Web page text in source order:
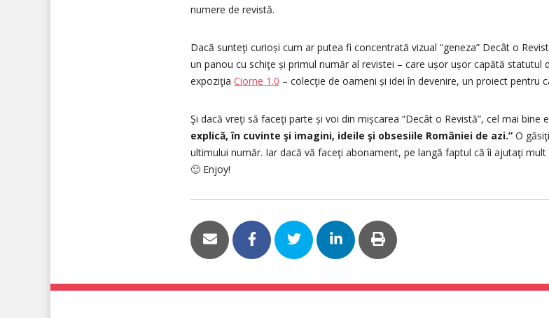
numere de revistă.
Dacă sunteţi curioși cum ar putea fi concentrată vizual “geneza” Decât o
un panou cu schiţe și primul număr al revistei – care ușor ușor capătă statutul
expoziţia Ciorne 1.0 – colecţie de oameni și idei în devenire, un proiect pentru
Şi dacă vreţi să faceţi parte și voi din mișcarea “Decât o Revistă”, cel mai bine
explică, în cuvinte şi imagini, ideile şi obsesiile României de azi.” O găsiţi
ultimului număr. Iar dacă vă faceţi abonament, pe langă faptul că îi ajutaţi
🙂 Enjoy!